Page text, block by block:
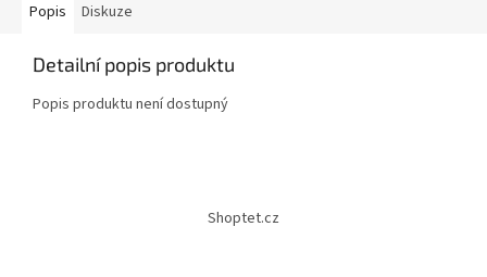
Popis Diskuze
Detailní popis produktu
Popis produktu není dostupný
Shoptet.cz